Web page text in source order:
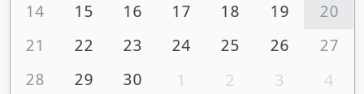
14
15 16 17 18 19
20
21
22 23 24 25 26
27
28
29 30 1 2 3
4